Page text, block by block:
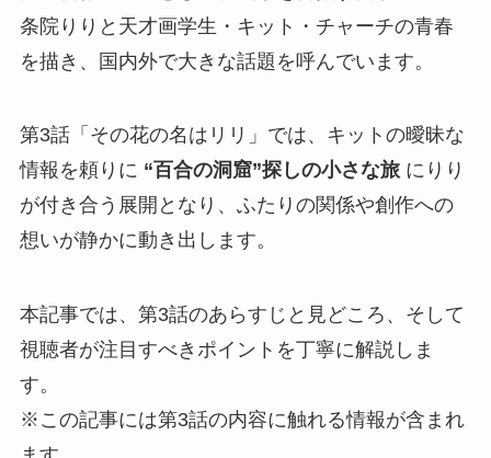
条院りりと天才画学生・キット・チャーチの青春
を描き、国内外で大きな話題を呼んでいます。
第3話「その花の名はリリ」では、キットの曖昧な
情報を頼りに “百合の洞窟”探しの小さな旅にりり
が付き合う展開となり、ふたりの関係や創作への
想いが静かに動き出します。
本記事では、第3話のあらすじと見どころ、そして
視聴者が注目すべきポイントを丁寧に解説しま
す。
※この記事には第3話の内容に触れる情報が含まれ